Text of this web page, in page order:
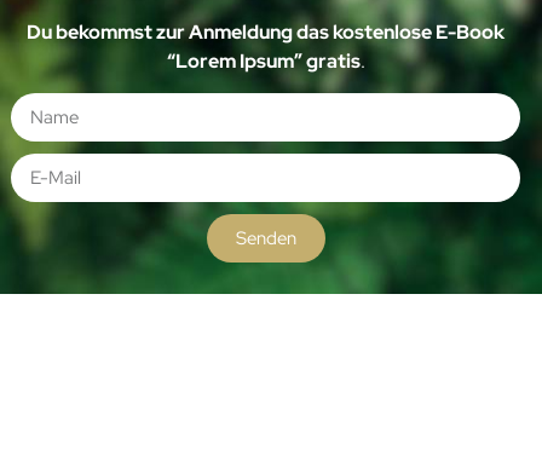
Du bekommst zur Anmeldung das kostenlose E-Book
“Lorem Ipsum” gratis.
Senden